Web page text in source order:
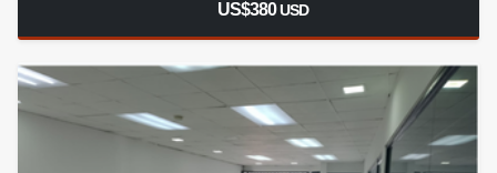
US$380USD